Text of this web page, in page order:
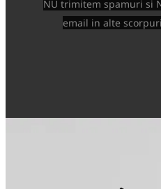
NU trimitem spamuri si
email in alte